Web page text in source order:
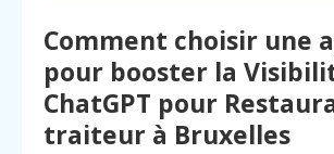
Comment choisir une
pour booster la
ChatGPT pour
traiteur à Bruxelles